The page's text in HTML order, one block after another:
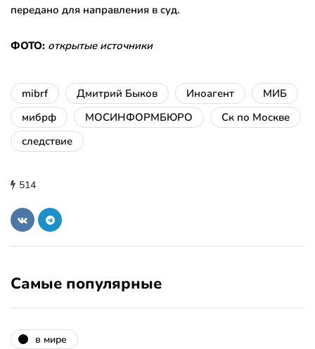
передано для направления в суд.
ФОТО: открытые источники
mibrf Дмитрий Быков Иноагент
МИБ
мибрф
МОСИНФОРМБЮРО
Ск по Москве
следствие
514
Самые популярные
в мире